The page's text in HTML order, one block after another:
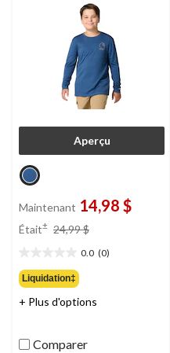
Aperçu
Maintenant 14,98 $
Était± 24,99 $
24,99 $
0.0 (0)
étoile(s)
sur
5.
Liquidation‡
+ Plus d'options
Comparer